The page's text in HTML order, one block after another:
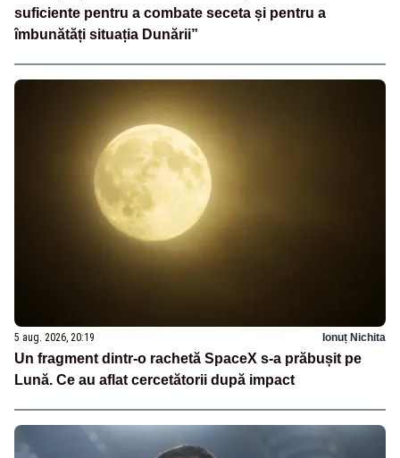
suficiente pentru a combate seceta și pentru a
îmbunătăți situația Dunării”
5 aug. 2026, 20:19 Ionuț Nichita
Un fragment dintr-o rachetă SpaceX s-a prăbușit pe
Lună. Ce au aflat cercetătorii după impact